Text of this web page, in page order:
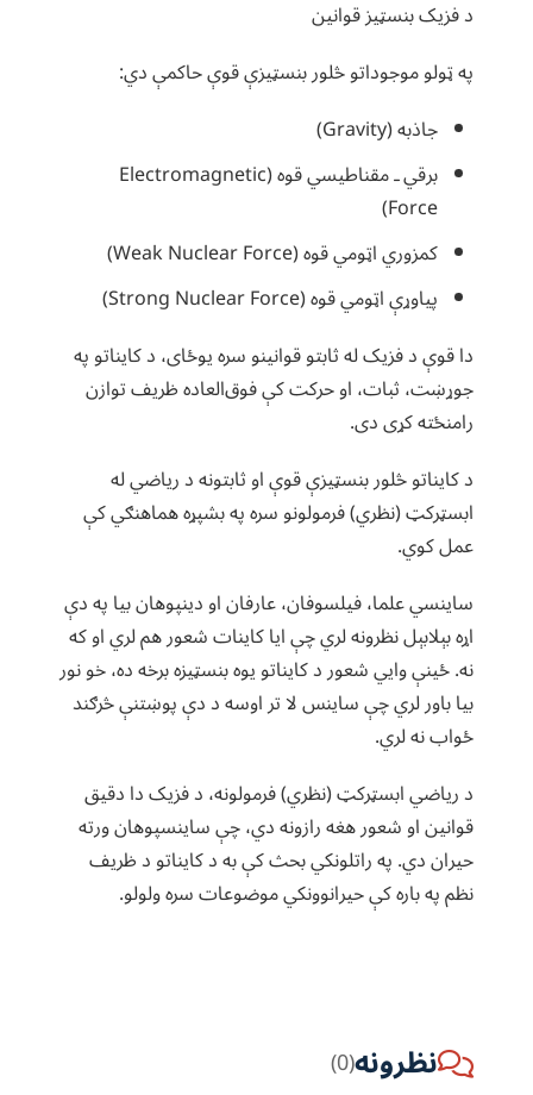
د فزیک بنسټیز قوانین
په ټولو موجوداتو څلور بنسټیزې قوې حاکمې دي:
جاذبه (Gravity)
برقي ـ مقناطیسي قوه (Electromagnetic
Force)
کمزوري اټومي قوه (Weak Nuclear Force)
پیاوړې اټومي قوه (Strong Nuclear Force)
دا قوې د فزیک له ثابتو قوانینو سره یوځای، د کایناتو په
جوړښت، ثبات، او حرکت کې فوق‌العاده ظریف توازن
رامنځته کړی دی.
د کایناتو څلور بنسټیزې قوې او ثابتونه د ریاضي له
ابسټرکټ (نظري) فرمولونو سره په بشپړه هماهنګي کې
عمل کوي.
ساینسي علما، فیلسوفان، عارفان او دینپوهان بیا په دې
اړه بېلابېل نظرونه لري چې ایا کاینات شعور هم لري او که
نه. ځینې وایي شعور د کایناتو یوه بنسټیزه برخه ده، خو نور
بیا باور لري چې ساینس لا تر اوسه د دې پوښتنې څرګند
ځواب نه لري.
د ریاضي ابسټرکټ (نظري) فرمولونه، د فزیک دا دقیق
قوانین او شعور هغه رازونه دي، چې ساینسپوهان ورته
حیران دي. په راتلونکي بحث کې به د کایناتو د ظریف
نظم په باره کې حیرانوونکي موضوعات سره ولولو.
نظرونه(0)